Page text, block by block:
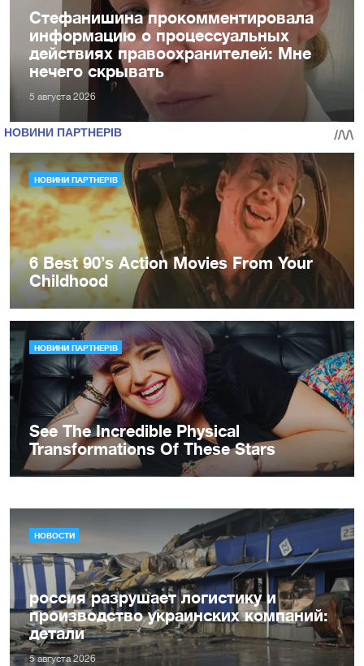
Стефанишина прокомментировала
информацию о процессуальных
действиях правоохранителей: Мне
нечего скрывать
5 августа 2026
НОВОСТИ
россия разрушает логистику и
производство украинских компаний:
детали
5 августа 2026